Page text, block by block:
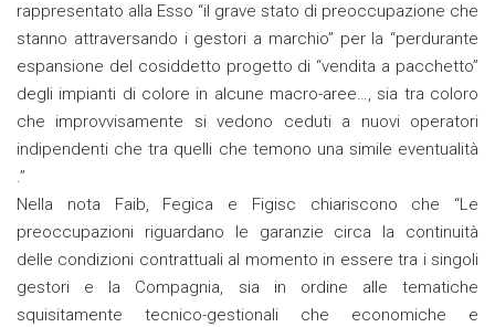
rappresentato alla Esso “il grave stato di preoccupazione che
stanno attraversando i gestori a marchio” per la “perdurante
espansione del cosiddetto progetto di “vendita a pacchetto”
degli impianti di colore in alcune macro-aree…, sia tra coloro
che improvvisamente si vedono ceduti a nuovi operatori
indipendenti che tra quelli che temono una simile eventualità
.”
Nella nota Faib, Fegica e Figisc chiariscono che “Le
preoccupazioni riguardano le garanzie circa la continuità
delle condizioni contrattuali al momento in essere tra i singoli
gestori e la Compagnia, sia in ordine alle tematiche
squisitamente tecnico-gestionali che economiche e